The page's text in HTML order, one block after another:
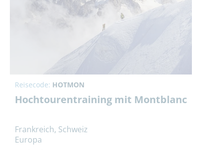
Reisecode: HOTMON
Hochtourentraining mit Montblanc
Frankreich, Schweiz
Europa